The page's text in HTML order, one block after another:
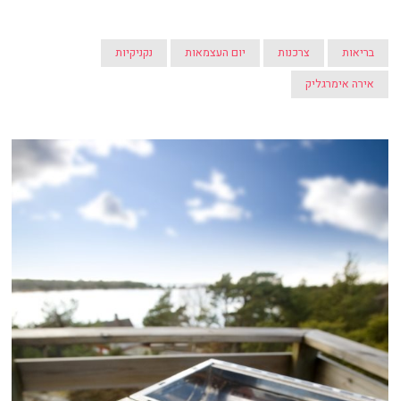
בריאות צרכנות יום העצמאות
נקניקיות
אירה אימרגליק